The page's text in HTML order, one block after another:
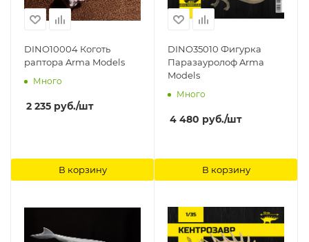
DINO10004 Коготь
раптора Arma Models
Много
2 235 руб./шт
В корзину
DINO35010 Фигурка
Паразауролоф Arma
Models
Много
4 480 руб./шт
В корзину